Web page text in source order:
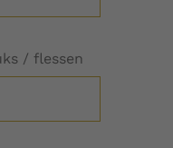
/ flessen